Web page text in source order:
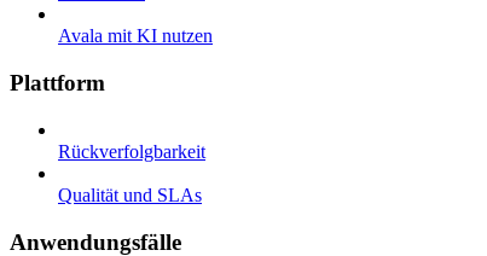
Avala mit KI nutzen
Plattform
Rückverfolgbarkeit
Qualität und SLAs
Anwendungsfälle